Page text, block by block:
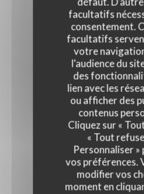
facultatifs
consentement.
facultatifs
votre
l'audience du
des
lien avec les
ou afficher des
contenus
Cliquez sur «
« Tout
Personnaliser
vos préférences.
modifier vos
moment en